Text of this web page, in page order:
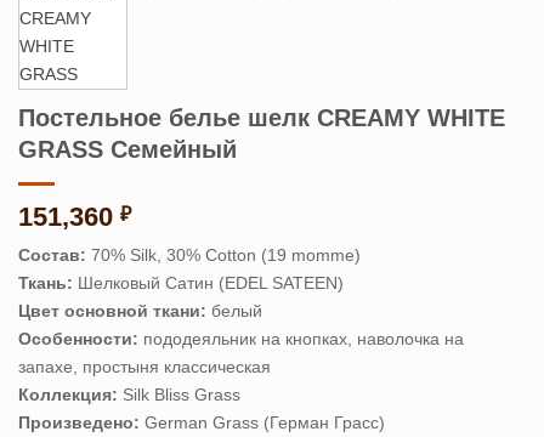
Постельное белье шелк CREAMY WHITE
GRASS Семейный
151,360 ₽
Состав: 70% Silk, 30% Cotton (19 momme)
Ткань: Шелковый Сатин (EDEL SATEEN)
Цвет основной ткани: белый
Особенности: пододеяльник на кнопках, наволочка на
запахе, простыня классическая
Коллекция: Silk Bliss Grass
Произведено: German Grass (Герман Грасс)